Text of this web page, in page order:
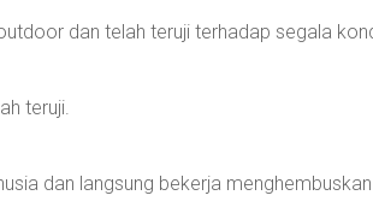
dan telah teruji terhadap segala
teruji.
dan langsung bekerja